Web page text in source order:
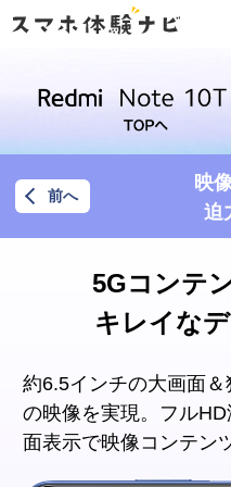
映
迫
前へ
5Gコンテ
キレイな
約6.5インチの大画面
の映像を実現。
フル
面表示で映像コンテン